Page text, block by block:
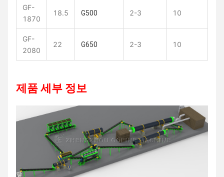
GF-
1870
18.5 G500 2-3 10
GF-
2080
22 G650 2-3 10
제품 세부 정보